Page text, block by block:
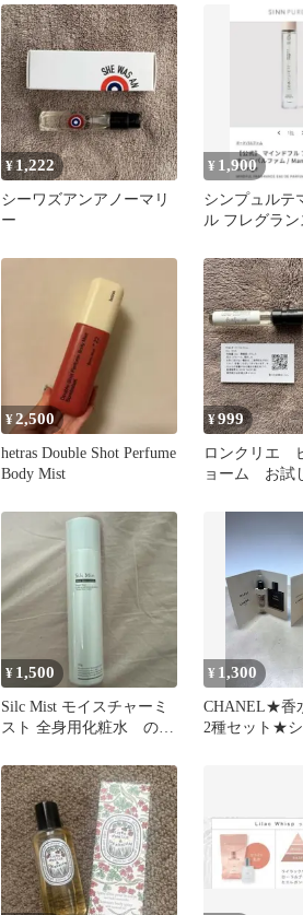
¥1,222
シーワズアンアノーマリ
ー
¥ 1,900
シンプュルテ
ル フレグラン
¥2,500
hetras Double Shot Perfume
Body Mist
¥999
ロンクリエ
ョーム お試
¥ 1,500
Silc Mist モイスチャーミ
スト 全身用化粧水 のむ
¥ 1,300
CHANEL★香
2種セット★